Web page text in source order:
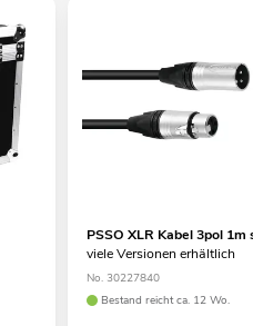
PSSO XLR Kabel 3pol
viele Versionen erhältlich
No. 30227840
Bestand reicht ca. 12 Wo.